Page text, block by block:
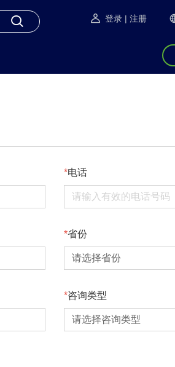
登录 | 注册
电话
省份
咨询类型